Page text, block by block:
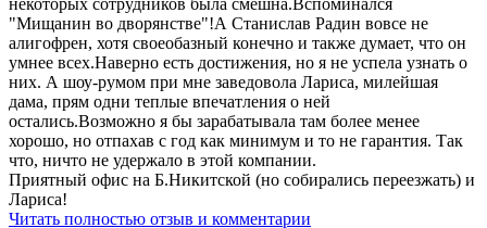
"Мищанин во дворянстве"!А Станислав Радин вовсе не
алигофрен, хотя своеобазный конечно и также думает, что он
умнее всех.Наверно есть достижения, но я не успела узнать о
них. А шоу-румом при мне заведовола Лариса, милейшая
дама, прям одни теплые впечатления о ней
остались.Возможно я бы зарабатывала там более менее
хорошо, но отпахав с год как минимум и то не гарантия. Так
что, ничто не удержало в этой компании.
Приятный офис на Б.Никитской (но собирались переезжать) и
Лариса!
Читать полностью отзыв и комментарии